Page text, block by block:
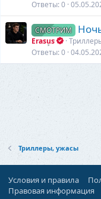
Ответы 0
СМОТРИМ
Erasus
Ответы 0
Триллеры, ужасы
Условия и правила
Правовая информация